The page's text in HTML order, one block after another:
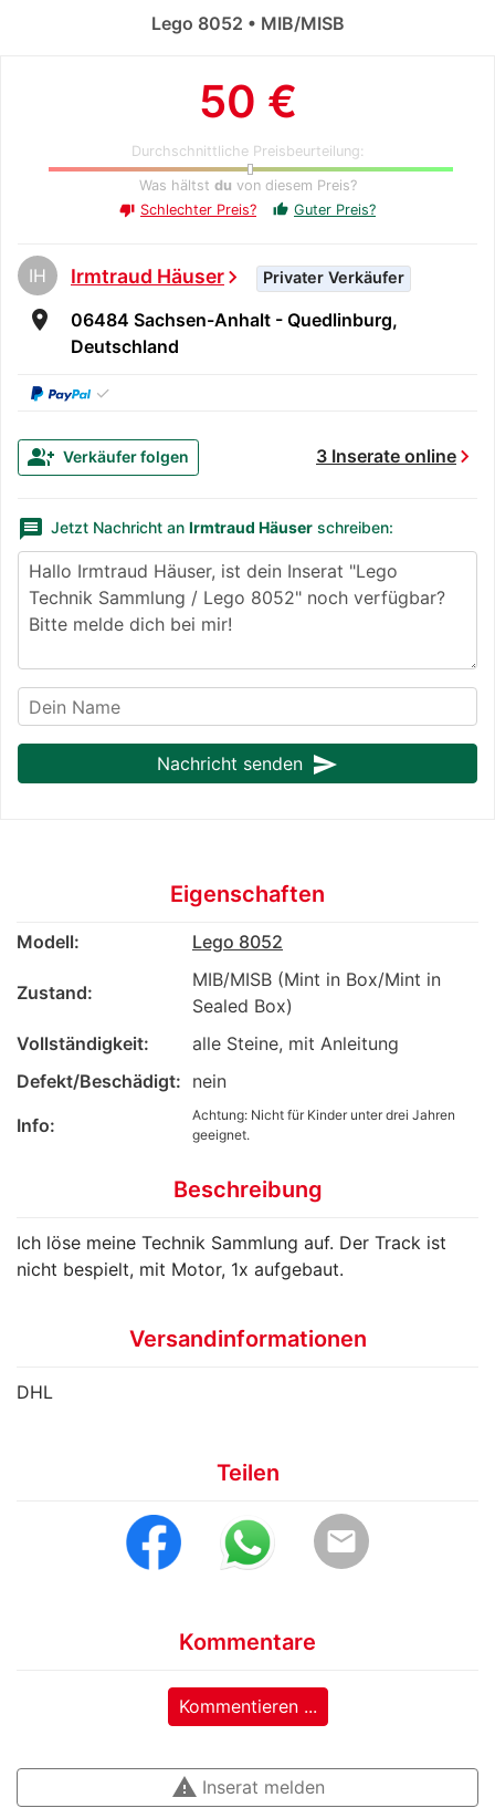
50 €
Durchschnittliche Preisbeurteilung:
Was hältst du von diesem Preis?
thumb_down Schlechter Preis? thumb_up Guter Preis?
IH Irmtraud Häuserchevron_right Privater Verkäufer
room
06484 Sachsen-Anhalt - Quedlinburg,
Deutschland
✓
3 Inserate onlinechevron_right
group_add Verkäufer folgen
message Jetzt Nachricht an Irmtraud Häuser schreiben:
Nachricht senden send
Lego 8052 • MIB/MISB
Eigenschaften
Modell: Lego 8052
Zustand:
MIB/MISB (Mint in Box/Mint in
Sealed Box)
Vollständigkeit:
alle Steine, mit Anleitung
Defekt/Beschädigt: nein
Info:
Achtung: Nicht für Kinder unter drei Jahren
geeignet.
Beschreibung
Ich löse meine Technik Sammlung auf. Der Track ist
nicht bespielt, mit Motor, 1x aufgebaut.
Versandinformationen
DHL
Teilen
email
Kommentare
Kommentieren ...
warning Inserat melden